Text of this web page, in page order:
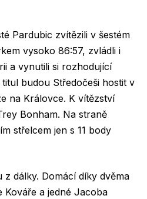
Pardubic zvítězili v šestém
vysoko 86:57, zvládli i
a vynutili si rozhodující
budou Středočeši hostit v
na Královce. K vítězství
Bonham. Na straně
střelcem jen s 11 body
z dálky. Domácí díky dvěma
Kováře a jedné Jacoba